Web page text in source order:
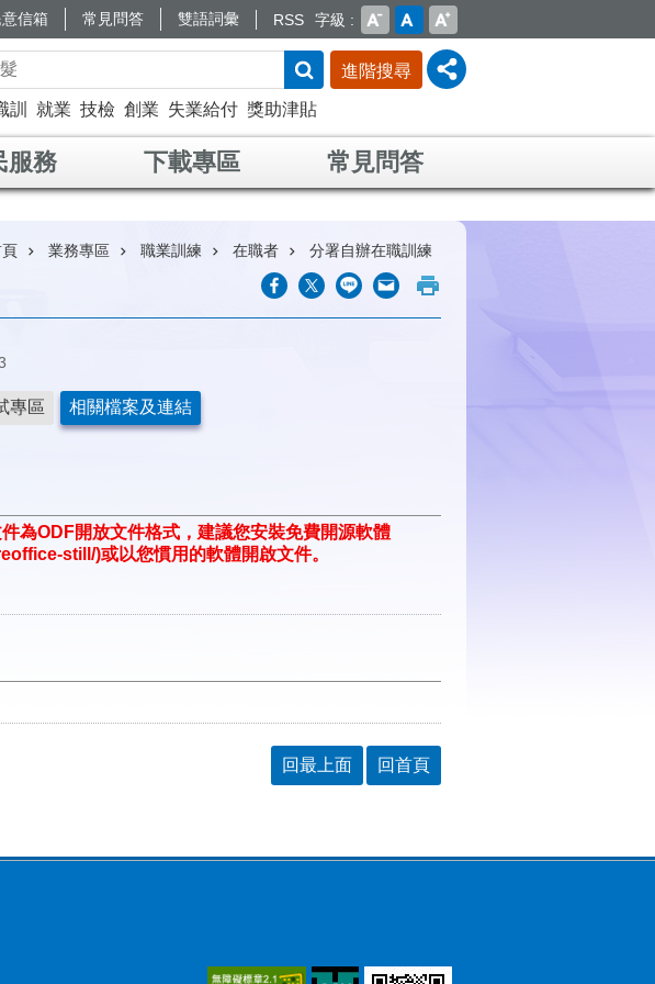
意信箱 常見問答 雙語詞彙 RSS 字級
進階搜尋
訓 就業 技檢 創業 失業給付 獎助津貼
服務 下載專區 常見問答
業務專區 職業訓練 在職者 分署自辦在職訓練
專區 相關檔案及連結
為ODF開放文件格式，建議您安裝免費開源軟體
still/)或以您慣用的軟體開啟文件。
回最上面 回首頁